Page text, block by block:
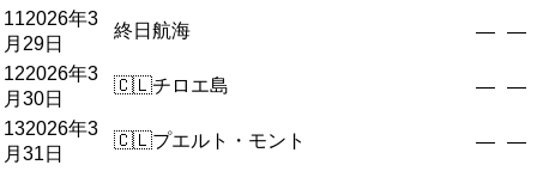
112026年3
月29日
終日航海 — —
122026年3
月30日
🇨🇱チロエ島 — —
132026年3
月31日
🇨🇱プエルト・モント — —